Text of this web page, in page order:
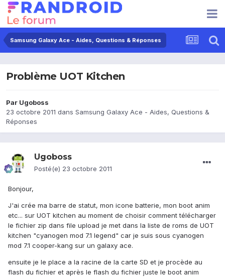
Samsung Galaxy Ace - Aides, Questions & Réponses
Problème UOT Kitchen
Par Ugoboss
23 octobre 2011 dans Samsung Galaxy Ace - Aides, Questions &
Réponses
Ugoboss
Posté(e) 23 octobre 2011
Bonjour,
J'ai crée ma barre de statut, mon icone batterie, mon boot anim
etc... sur UOT kitchen au moment de choisir comment télécharger
le fichier zip dans file upload je met dans la liste de roms de UOT
kitchen "cyanogen mod 7.1 legend" car je suis sous cyanogen
mod 7.1 cooper-kang sur un galaxy ace.
ensuite je le place a la racine de la carte SD et je procède au
flash du fichier et après le flash du fichier juste le boot anim